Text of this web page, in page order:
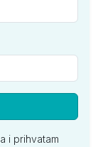
i prihvatam